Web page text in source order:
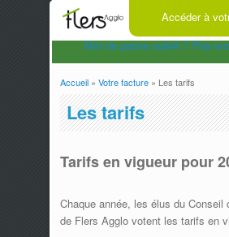
Accéder à
Pas
Mot de passe oublié ?
Vous êtes ici
Accueil» Votre facture» Les tarifs
Les tarifs
Tarifs en vigueur pour
Chaque année, les élus du Conseil
de Flers Agglo votent les tarifs en